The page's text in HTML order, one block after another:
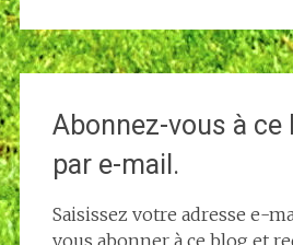
Abonnez-vous à ce
par e-mail.
Saisissez votre adresse e-
vous abonner à ce blog et